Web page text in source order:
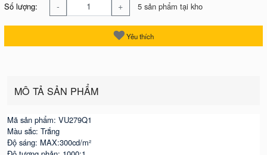
Số lượng: - + 5 sản phẩm tại kho
Yêu thích
MÔ TẢ SẢN PHẨM
Mã sản phẩm: VU279Q1
Màu sắc: Trắng
Độ sáng: MAX:300cd/m²